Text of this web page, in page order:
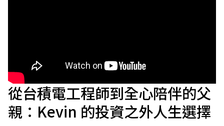
從台積電工程師到全心陪伴的父
親：Kevin 的投資之外人生選擇